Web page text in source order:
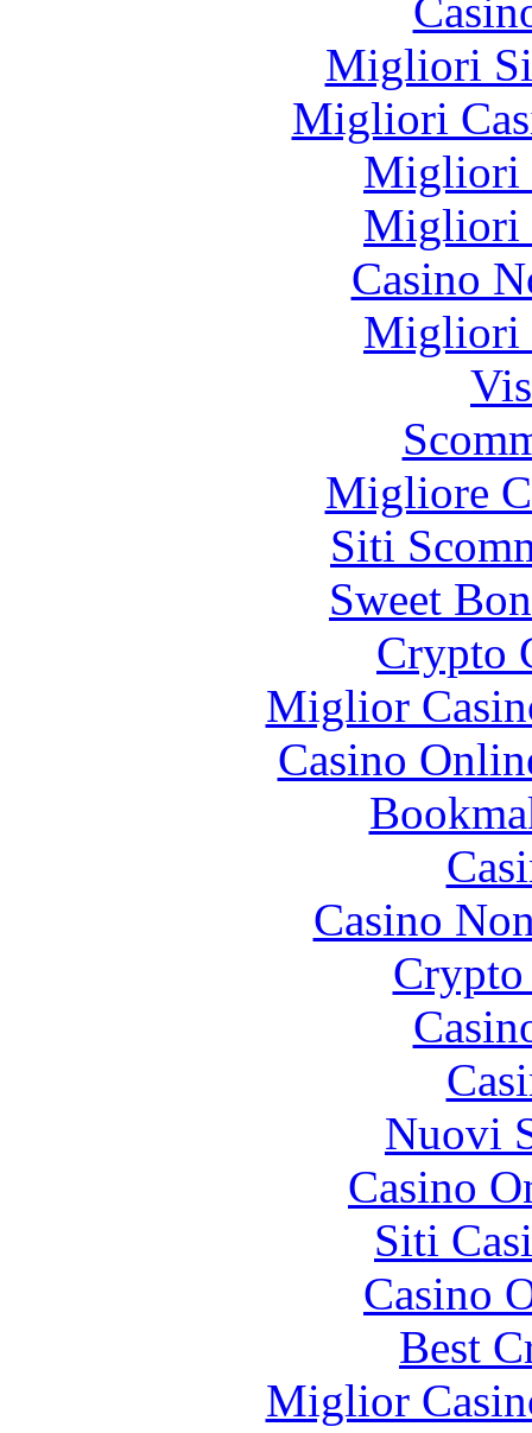
Migliori
Migliori
Migliori
Migliori
Casino
Migliori
Migliore
Siti
Sweet
Crypto
Miglior
Casino
Casino
Nuovi
Casino
Siti
Casino
Best
Miglior